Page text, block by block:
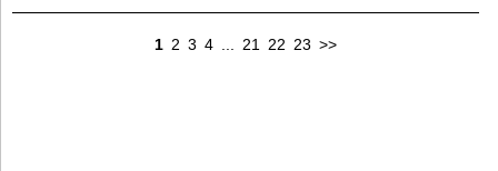
1 2 3 4 21 22 23 >>